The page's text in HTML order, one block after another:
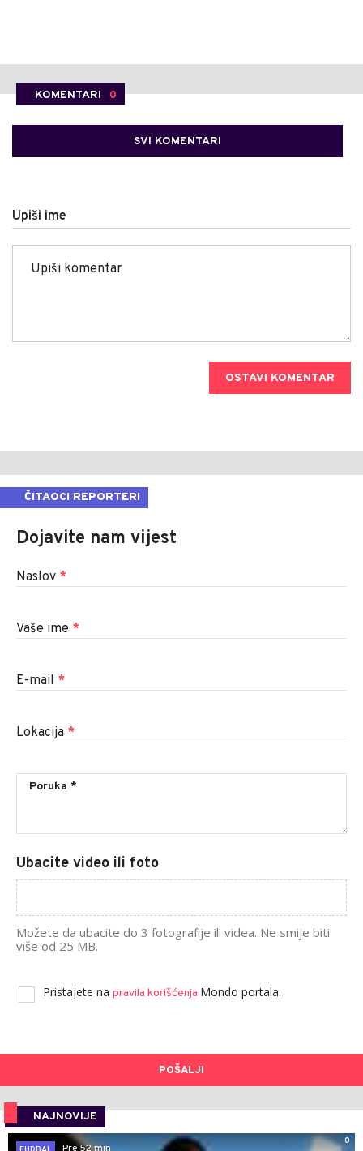
KOMENTARI 0
SVI KOMENTARI
Upiši ime
OSTAVI KOMENTAR
ČITAOCI REPORTERI
Dojavite nam vijest
Naslov *
Vaše ime *
E-mail *
Lokacija *
Ubacite video ili foto
Možete da ubacite do 3 fotografije ili videa. Ne smije biti
više od 25 MB.
Pristajete na pravila korišćenja Mondo portala.
POŠALJI
NAJNOVIJE
0